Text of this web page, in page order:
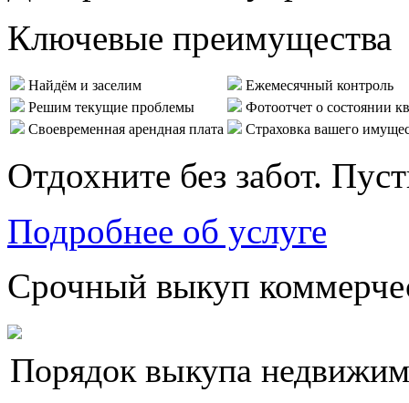
Ключевые преимущества
Найдём и заселим
Ежемесячный контроль
Решим текущие проблемы
Фотоотчет о состоянии
Своевременная арендная плата
Страховка вашего
Отдохните без забот.
Подробнее об услуге
Срочный выкуп
Порядок выкупа